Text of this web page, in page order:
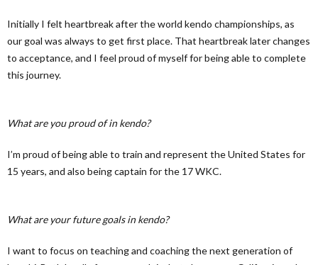
Initially I felt heartbreak after the world kendo championships, as
our goal was always to get first place. That heartbreak later changes
to acceptance, and I feel proud of myself for being able to complete
this journey.
What are you proud of in kendo?
I’m proud of being able to train and represent the United States for
15 years, and also being captain for the 17 WKC.
What are your future goals in kendo?
I want to focus on teaching and coaching the next generation of